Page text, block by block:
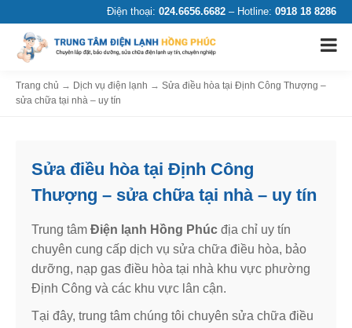
Điện thoại: 024.6656.6682 – Hotline: 0918 18 8286
Trang chủ → Dịch vụ điện lạnh → Sửa điều hòa tại Định Công Thượng –
sửa chữa tại nhà – uy tín
Sửa điều hòa tại Định Công
Thượng – sửa chữa tại nhà – uy tín
Trung tâm Điện lạnh Hồng Phúc địa chỉ uy tín
chuyên cung cấp dịch vụ sửa chữa điều hòa, bảo
dưỡng, nạp gas điều hòa tại nhà khu vực phường
Định Công và các khu vực lân cận.
Tại đây, trung tâm chúng tôi chuyên sửa chữa điều